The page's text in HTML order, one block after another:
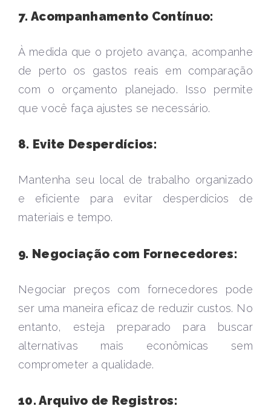
7. Acompanhamento Contínuo:
À medida que o projeto avança, acompanhe
de perto os gastos reais em comparação
com o orçamento planejado. Isso permite
que você faça ajustes se necessário.
8. Evite Desperdícios:
Mantenha seu local de trabalho organizado
e eficiente para evitar desperdícios de
materiais e tempo.
9. Negociação com Fornecedores:
Negociar preços com fornecedores pode
ser uma maneira eficaz de reduzir custos. No
entanto, esteja preparado para buscar
alternativas mais econômicas sem
comprometer a qualidade.
10. Arquivo de Registros: